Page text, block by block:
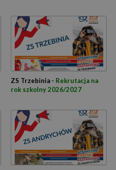
ZS Trzebinia - Rekrutacja na
rok szkolny 2026/2027